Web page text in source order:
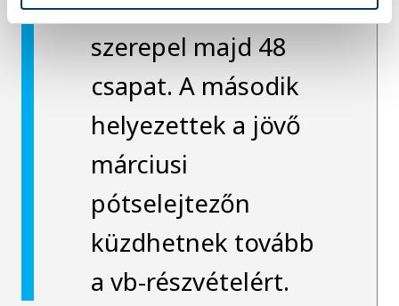
amelyen először
szerepel majd 48
csapat. A második
helyezettek a jövő
márciusi
pótselejtezőn
küzdhetnek tovább
a vb-részvételért.